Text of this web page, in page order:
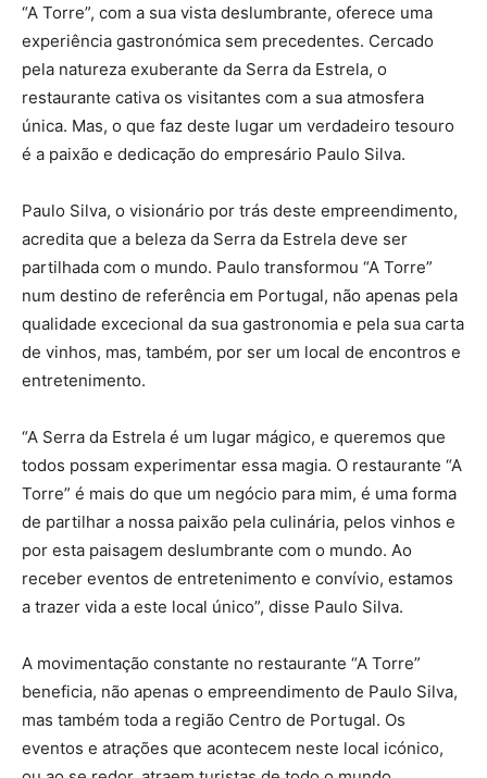
“A Torre”, com a sua vista deslumbrante, oferece uma
experiência gastronómica sem precedentes. Cercado
pela natureza exuberante da Serra da Estrela, o
restaurante cativa os visitantes com a sua atmosfera
única. Mas, o que faz deste lugar um verdadeiro tesouro
é a paixão e dedicação do empresário Paulo Silva.
Paulo Silva, o visionário por trás deste empreendimento,
acredita que a beleza da Serra da Estrela deve ser
partilhada com o mundo. Paulo transformou “A Torre”
num destino de referência em Portugal, não apenas pela
qualidade excecional da sua gastronomia e pela sua carta
de vinhos, mas, também, por ser um local de encontros e
entretenimento.
“A Serra da Estrela é um lugar mágico, e queremos que
todos possam experimentar essa magia. O restaurante “A
Torre” é mais do que um negócio para mim, é uma forma
de partilhar a nossa paixão pela culinária, pelos vinhos e
por esta paisagem deslumbrante com o mundo. Ao
receber eventos de entretenimento e convívio, estamos
a trazer vida a este local único”, disse Paulo Silva.
A movimentação constante no restaurante “A Torre”
beneficia, não apenas o empreendimento de Paulo Silva,
mas também toda a região Centro de Portugal. Os
eventos e atrações que acontecem neste local icónico,